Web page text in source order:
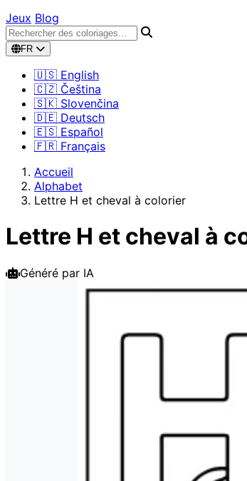
Jeux Blog
FR
🇺🇸 English
🇨🇿 Čeština
🇸🇰 Slovenčina
🇩🇪 Deutsch
🇪🇸 Español
🇫🇷 Français
Accueil
Alphabet
Lettre H et cheval à colorier
Lettre H et cheval à
Généré par IA